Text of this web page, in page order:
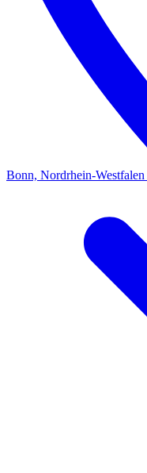
Bonn, Nordrhein-Westfalen